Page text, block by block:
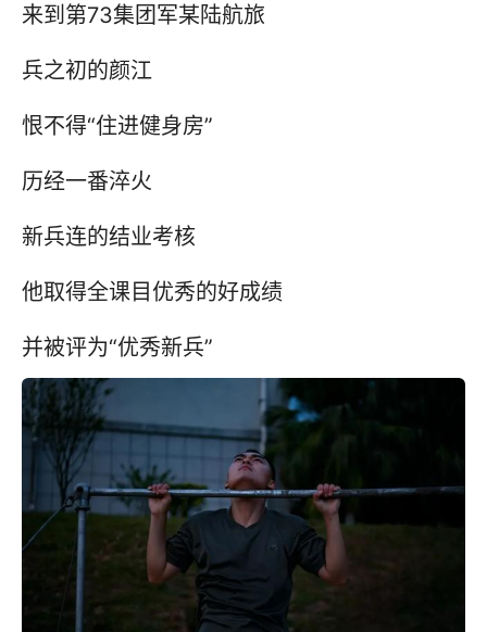
来到第73集团军某陆航旅
兵之初的颜江
恨不得“住进健身房”
历经一番淬火
新兵连的结业考核
他取得全课目优秀的好成绩
并被评为“优秀新兵”